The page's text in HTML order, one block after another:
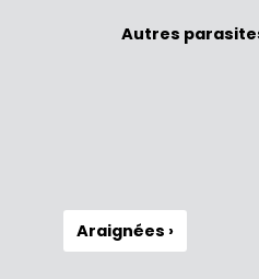
Autres
Araignées ›